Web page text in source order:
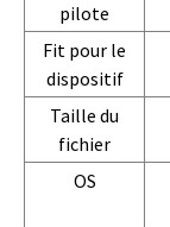
pilote
Fit pour le
dispositif
Taille du
fichier
OS